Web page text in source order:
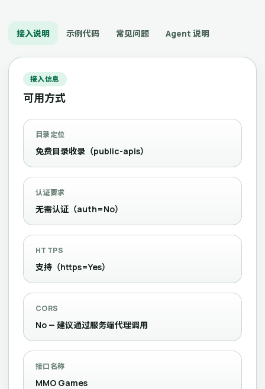
接入说明 示例代码 常见问题 Agent 说明
接入信息
可用方式
目录定位
免费目录收录（public-apis）
认证要求
无需认证（auth=No）
HTTPS
支持（https=Yes）
CORS
No — 建议通过服务端代理调用
接口名称
MMO Games